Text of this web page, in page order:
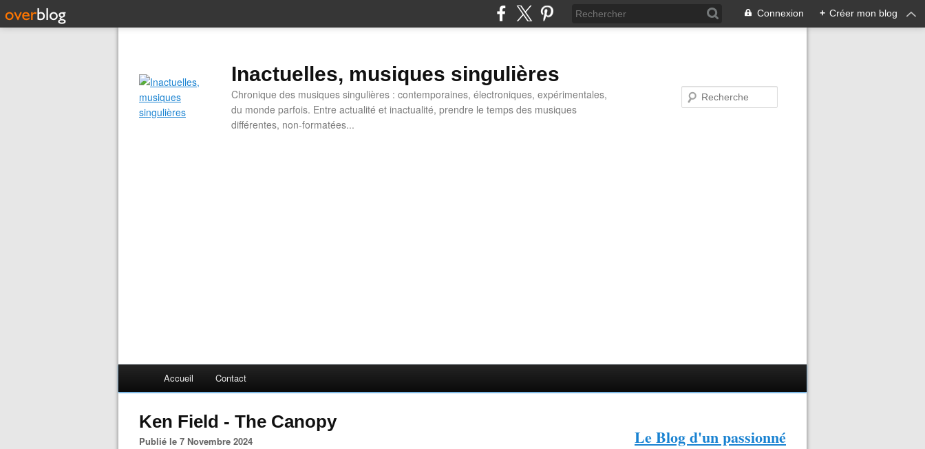
Connexion + Créer mon blog
Inactuelles, musiques singulières
Chronique des musiques singulières : contemporaines, électroniques, expérimentales,
du monde parfois. Entre actualité et inactualité, prendre le temps des musiques
différentes, non-formatées...
Accueil Contact
Ken Field - The Canopy
Publié le 7 Novembre 2024 Le Blog d'un passionné